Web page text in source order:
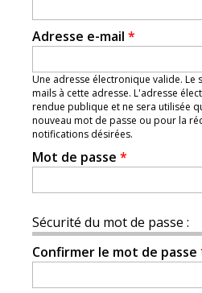
Adresse e-mail *
Une adresse électronique valide. Le
mails à cette adresse. L'adresse
rendue publique et ne sera utilisée
nouveau mot de passe ou pour la
notifications désirées.
Mot de passe *
Sécurité du mot de passe :
Confirmer le mot de passe